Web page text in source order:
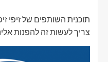
תוכנית השותפים של זיפי
צריך לעשות זה להפנות